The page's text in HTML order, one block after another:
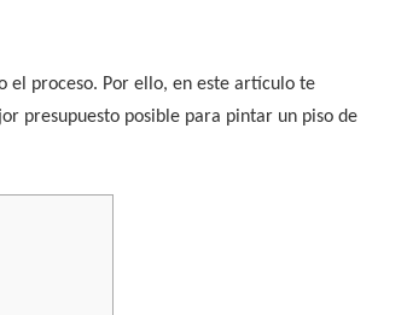
el proceso. Por ello, en este artículo te
presupuesto posible para pintar un piso de